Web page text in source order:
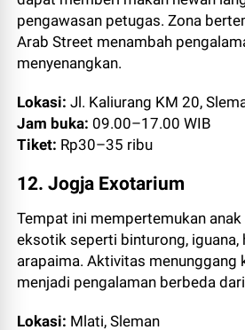
pengawasan petugas. Zona
Arab Street menambah
menyenangkan.
Lokasi: Jl. Kaliurang KM 20,
Jam buka: 09.00–17.00 WIB
Tiket: Rp30–35 ribu
12. Jogja Exotarium
Tempat ini mempertemukan anak
eksotik seperti binturong, iguana,
arapaima. Aktivitas menunggang
menjadi pengalaman berbeda
Lokasi: Mlati, Sleman